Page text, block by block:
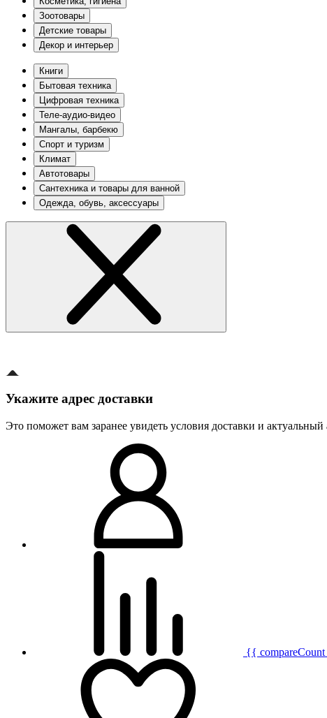
Зоотовары
Детские товары
Декор и интерьер
Книги
Бытовая техника
Цифровая техника
Теле-аудио-видео
Мангалы, барбекю
Спорт и туризм
Климат
Автотовары
Сантехника и товары для ванной
Одежда, обувь, аксессуары
Укажите адрес доставки
Это поможет вам заранее увидеть условия доставки и актуальный
{{